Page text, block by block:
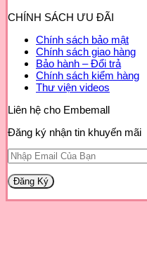
CHÍNH SÁCH ƯU ĐÃI
Chính sách bảo mật
Chính sách giao hàng
Bảo hành – Đổi trả
Chính sách kiểm hàng
Thư viện videos
Liên hệ cho Embemall
Đăng ký nhận tin khuyến mãi